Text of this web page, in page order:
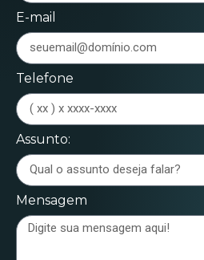
E-mail
Telefone
Assunto:
Mensagem